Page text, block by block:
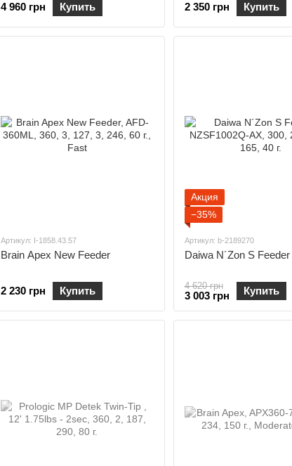
4 960 грн Купить 2 350 грн Купить
Артикул: I-1858.43.57
Brain Apex New Feeder
2 230 грн Купить
Акция
−35%
Артикул: b-2189270
Daiwa N´Zon S Feeder
4 620 грн
3 003 грн Купить